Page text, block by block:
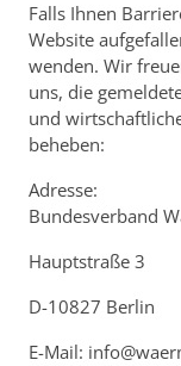
Falls Ihnen
Website
wenden. Wir
uns, die
und
beheben:
Adresse:
Bundesverband
Hauptstraße 3
D-10827 Berlin
E-Mail: